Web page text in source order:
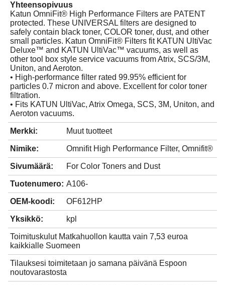
Yhteensopivuus
Katun OmniFit® High Performance Filters are PATENT
protected. These UNIVERSAL filters are designed to
safely contain black toner, COLOR toner, dust, and other
small particles. Katun OmniFit® Filters fit KATUN UltiVac
Deluxe™ and KATUN UltiVac™ vacuums, as well as
other tool box style service vacuums from Atrix, SCS/3M,
Uniton, and Aeroton.
• High-performance filter rated 99.95% efficient for
particles 0.7 micron and above. Excellent for color toner
filtration.
• Fits KATUN UltiVac, Atrix Omega, SCS, 3M, Uniton, and
Aeroton vacuums.
Merkki: Muut tuotteet
Nimike: Omnifit High Performance Filter, Omnifit®
Sivumäärä: For Color Toners and Dust
Tuotenumero: A106-
OEM-koodi: OF612HP
Yksikkö: kpl
Toimituskulut Matkahuollon kautta vain 7,53 euroa
kaikkialle Suomeen
Tilauksesi toimitetaan jo samana päivänä Espoon
noutovarastosta